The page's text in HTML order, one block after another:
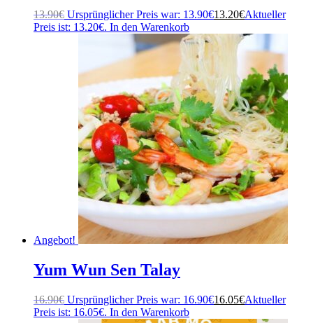
13.90€ Ursprünglicher Preis war: 13.90€13.20€Aktueller
Preis ist: 13.20€. In den Warenkorb
Angebot!
Yum Wun Sen Talay
16.90€ Ursprünglicher Preis war: 16.90€16.05€Aktueller
Preis ist: 16.05€. In den Warenkorb